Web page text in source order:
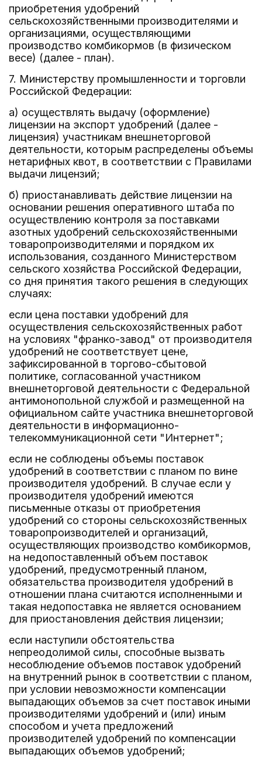
приобретения удобрений
сельскохозяйственными производителями и
организациями, осуществляющими
производство комбикормов (в физическом
весе) (далее - план).
7. Министерству промышленности и торговли
Российской Федерации:
а) осуществлять выдачу (оформление)
лицензии на экспорт удобрений (далее -
лицензия) участникам внешнеторговой
деятельности, которым распределены объемы
нетарифных квот, в соответствии с Правилами
выдачи лицензий;
б) приостанавливать действие лицензии на
основании решения оперативного штаба по
осуществлению контроля за поставками
азотных удобрений сельскохозяйственными
товаропроизводителями и порядком их
использования, созданного Министерством
сельского хозяйства Российской Федерации,
со дня принятия такого решения в следующих
случаях:
если цена поставки удобрений для
осуществления сельскохозяйственных работ
на условиях "франко-завод" от производителя
удобрений не соответствует цене,
зафиксированной в торгово-сбытовой
политике, согласованной участником
внешнеторговой деятельности с Федеральной
антимонопольной службой и размещенной на
официальном сайте участника внешнеторговой
деятельности в информационно-
телекоммуникационной сети "Интернет";
если не соблюдены объемы поставок
удобрений в соответствии с планом по вине
производителя удобрений. В случае если у
производителя удобрений имеются
письменные отказы от приобретения
удобрений со стороны сельскохозяйственных
товаропроизводителей и организаций,
осуществляющих производство комбикормов,
на недопоставленный объем поставок
удобрений, предусмотренный планом,
обязательства производителя удобрений в
отношении плана считаются исполненными и
такая недопоставка не является основанием
для приостановления действия лицензии;
если наступили обстоятельства
непреодолимой силы, способные вызвать
несоблюдение объемов поставок удобрений
на внутренний рынок в соответствии с планом,
при условии невозможности компенсации
выпадающих объемов за счет поставок иными
производителями удобрений и (или) иным
способом и учета предложений
производителей удобрений по компенсации
выпадающих объемов удобрений;